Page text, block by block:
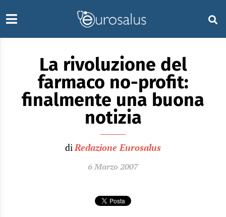
La rivoluzione del
farmaco no-profit:
finalmente una buona
notizia
diRedazione Eurosalus
6 Marzo 2007